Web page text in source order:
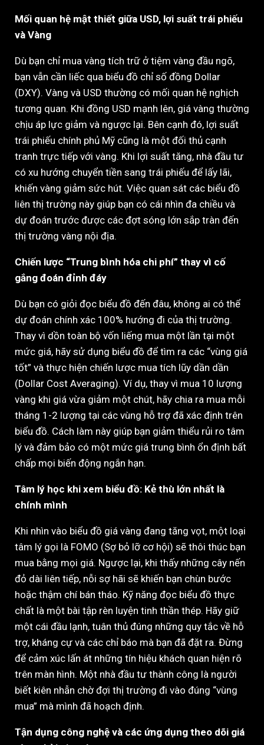
Mối quan hệ mật thiết giữa USD, lợi suất trái phiếu
và Vàng
Dù bạn chỉ mua vàng tích trữ ở tiệm vàng đầu ngõ,
bạn vẫn cần liếc qua biểu đồ chỉ số đồng Dollar
(DXY). Vàng và USD thường có mối quan hệ nghịch
tương quan. Khi đồng USD mạnh lên, giá vàng thường
chịu áp lực giảm và ngược lại. Bên cạnh đó, lợi suất
trái phiếu chính phủ Mỹ cũng là một đối thủ cạnh
tranh trực tiếp với vàng. Khi lợi suất tăng, nhà đầu tư
có xu hướng chuyển tiền sang trái phiếu để lấy lãi,
khiến vàng giảm sức hút. Việc quan sát các biểu đồ
liên thị trường này giúp bạn có cái nhìn đa chiều và
dự đoán trước được các đợt sóng lớn sắp tràn đến
thị trường vàng nội địa.
Chiến lược “Trung bình hóa chi phí” thay vì cố
gắng đoán đỉnh đáy
Dù bạn có giỏi đọc biểu đồ đến đâu, không ai có thể
dự đoán chính xác 100% hướng đi của thị trường.
Thay vì dồn toàn bộ vốn liếng mua một lần tại một
mức giá, hãy sử dụng biểu đồ để tìm ra các “vùng giá
tốt” và thực hiện chiến lược mua tích lũy dần dần
(Dollar Cost Averaging). Ví dụ, thay vì mua 10 lượng
vàng khi giá vừa giảm một chút, hãy chia ra mua mỗi
tháng 1-2 lượng tại các vùng hỗ trợ đã xác định trên
biểu đồ. Cách làm này giúp bạn giảm thiểu rủi ro tâm
lý và đảm bảo có một mức giá trung bình ổn định bất
chấp mọi biến động ngắn hạn.
Tâm lý học khi xem biểu đồ: Kẻ thù lớn nhất là
chính mình
Khi nhìn vào biểu đồ giá vàng đang tăng vọt, một loại
tâm lý gọi là FOMO (Sợ bỏ lỡ cơ hội) sẽ thôi thúc bạn
mua bằng mọi giá. Ngược lại, khi thấy những cây nến
đỏ dài liên tiếp, nỗi sợ hãi sẽ khiến bạn chùn bước
hoặc thậm chí bán tháo. Kỹ năng đọc biểu đồ thực
chất là một bài tập rèn luyện tinh thần thép. Hãy giữ
một cái đầu lạnh, tuân thủ đúng những quy tắc về hỗ
trợ, kháng cự và các chỉ báo mà bạn đã đặt ra. Đừng
để cảm xúc lấn át những tín hiệu khách quan hiện rõ
trên màn hình. Một nhà đầu tư thành công là người
biết kiên nhẫn chờ đợi thị trường đi vào đúng “vùng
mua” mà mình đã hoạch định.
Tận dụng công nghệ và các ứng dụng theo dõi giá